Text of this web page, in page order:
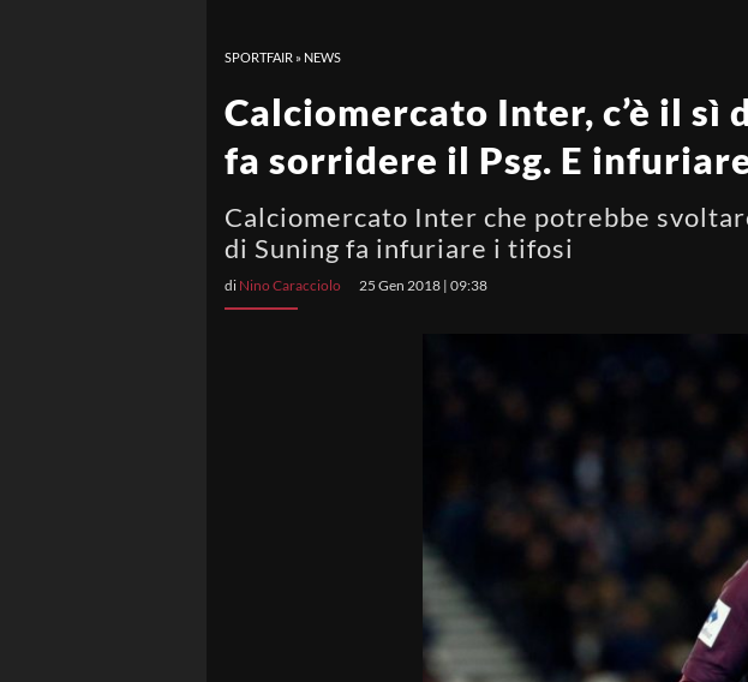
SPORTFAIR » NEWS
Calciomercato Inter, c’è il sì
fa sorridere il Psg. E
Calciomercato Inter che potrebbe
di Suning fa infuriare i tifosi
di Nino Caracciolo 25 Gen 2018 | 09:38